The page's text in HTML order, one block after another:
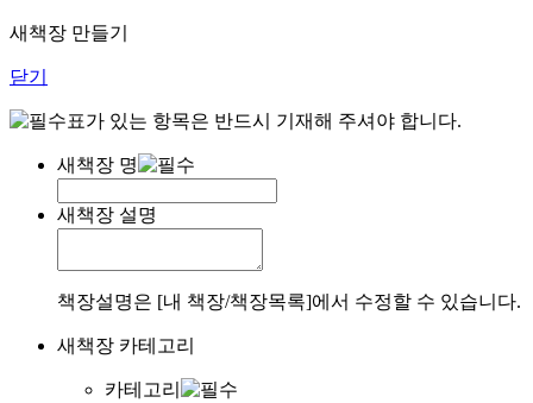
새책장 만들기
닫기
표가 있는 항목은 반드시 기재해 주셔야 합니다.
새책장 명
새책장 설명
책장설명은 [내 책장/책장목록]에서 수정할 수 있습니다.
새책장 카테고리
카테고리